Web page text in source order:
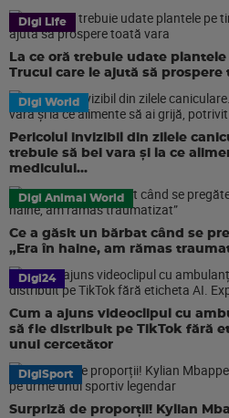
Digi Life
La ce oră trebuie udate
Trucul care le ajută să prospere
Digi World
Pericolul invizibil din zilele
trebuie să bei vara și la ce
medicului...
Digi Animal World
Ce a găsit un bărbat când se
„Era în haine, am rămas
Digi24
Cum a ajuns videoclipul cu
să fie distribuit pe TikTok fără
unui cercetător
DigiSport
Surpriză de proporții! Kylian